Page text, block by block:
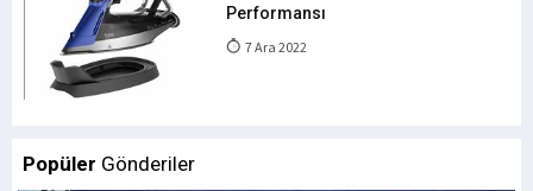
Performansı
7 Ara 2022
Popüler Gönderiler